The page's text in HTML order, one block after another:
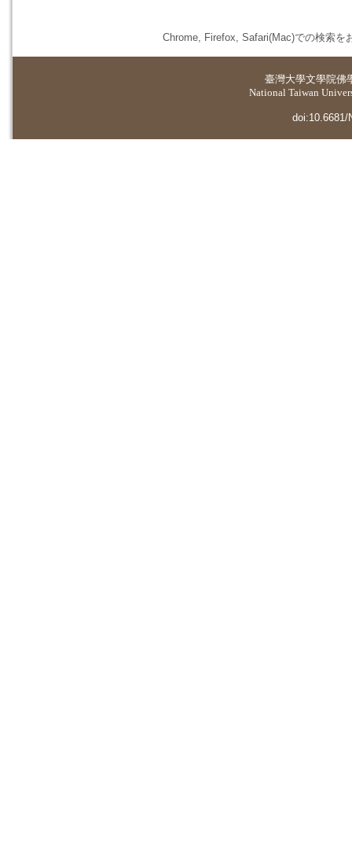
Chrome, Firefox, Safari(Mac)での検索を
臺灣大學文學院佛
National Taiwan
doi:10.6681/